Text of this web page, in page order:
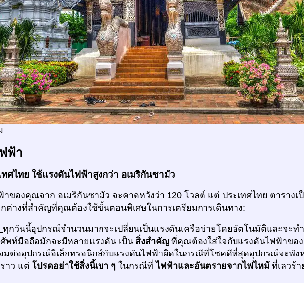
ฟ้า
ทศไทย ใช้แรงดันไฟฟ้าสูงกว่า อเมริกันซามัว
ของคุณจาก อเมริกันซามัว จะคาดหวังว่า 120 โวลต์ แต่ ประเทศไทย ตารางเ
ต่างที่สำคัญที่คุณต้องใช้ขั้นตอนพิเศษในการเตรียมการเดินทาง:
ทุกวันนี้อุปกรณ์จำนวนมากจะเปลี่ยนเป็นแรงดันเครือข่ายโดยอัตโนมัติและจะท
พท์มือถือมักจะมีหลายแรงดัน เป็น สิ่งสำคัญ ที่คุณต้องใส่ใจกับแรงดันไฟฟ้าขอ
มต่ออุปกรณ์อิเล็กทรอนิกส์กับแรงดันไฟฟ้าผิดในกรณีที่โชคดีที่สุดอุปกรณ์จะพัง
าว แต่ โปรดอย่าใช้สิ่งนี้เบา ๆ ในกรณีที่ ไฟฟ้าและอันตรายจากไฟไหม้ ที่เลวร้